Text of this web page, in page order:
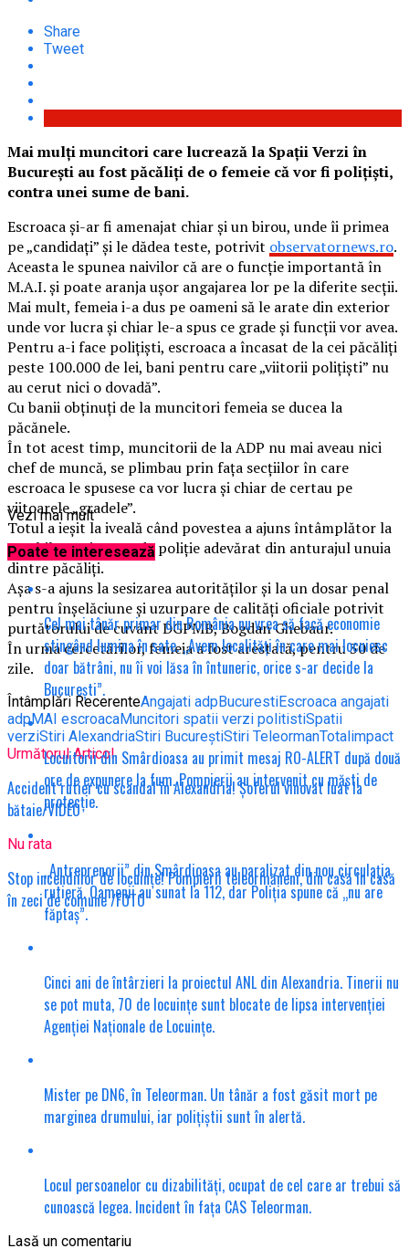
Share
Tweet
Mai mulți muncitori care lucrează la Spații Verzi în
București au fost păcăliți de o femeie că vor fi polițiști,
contra unei sume de bani.
Escroaca și-ar fi amenajat chiar și un birou, unde îi primea
pe „candidați” și le dădea teste, potrivit observatornews.ro.
Aceasta le spunea naivilor că are o funcție importantă în
M.A.I. și poate aranja ușor angajarea lor pe la diferite secții.
Mai mult, femeia i-a dus pe oameni să le arate din exterior
unde vor lucra și chiar le-a spus ce grade și funcții vor avea.
Pentru a-i face polițiști, escroaca a încasat de la cei păcăliți
peste 100.000 de lei, bani pentru care „viitorii polițiști” nu
au cerut nici o dovadă”.
Cu banii obținuți de la muncitori femeia se ducea la
păcănele.
În tot acest timp, muncitorii de la ADP nu mai aveau nici
chef de muncă, se plimbau prin fața secțiilor în care
escroaca le spusese ca vor lucra și chiar de certau pe
viitoarele „gradele”.
Totul a ieșit la iveală când povestea a ajuns întâmplător la
urechile unui agent de poliție adevărat din anturajul unuia
dintre păcăliți.
Așa s-a ajuns la sesizarea autorităților și la un dosar penal
pentru înşelăciune şi uzurpare de calităţi oficiale potrivit
purtătorului de cuvânt DGPMB, Bogdan Ghebaur.
În urma cercetărilor, femeia a fost arestată, pentru 30 de
zile.
Întâmplări RecerenteAngajati adpBucurestiEscroaca angajati
adpMAI escroacaMuncitori spatii verzi politistiSpatii
verziStiri AlexandriaStiri BucureștiStiri TeleormanTotalimpact
Următorul Articol
Accident rutier cu scandal în Alexandria! Șoferul vinovat luat la
bătaie/VIDEO
Nu rata
Stop incendiilor de locuințe! Pompierii teleormăneni, din casă în casă
în zeci de comune /FOTO
Vezi mai mult
Poate te interesează
Cel mai tânăr primar din România nu vrea să facă economie
stingând lumina în sate. „Avem localități în care mai locuiesc
doar bătrâni, nu îi voi lăsa în întuneric, orice s-ar decide la
București”.
Locuitorii din Smârdioasa au primit mesaj RO-ALERT după două
ore de expunere la fum. Pompierii au intervenit cu măști de
protecție.
„Antreprenorii” din Smârdioasa au paralizat din nou circulația
rutieră. Oamenii au sunat la 112, dar Poliția spune că „nu are
făptaș”.
Cinci ani de întârzieri la proiectul ANL din Alexandria. Tinerii nu
se pot muta, 70 de locuințe sunt blocate de lipsa intervenției
Agenției Naționale de Locuințe.
Mister pe DN6, în Teleorman. Un tânăr a fost găsit mort pe
marginea drumului, iar polițiștii sunt în alertă.
Locul persoanelor cu dizabilități, ocupat de cel care ar trebui să
cunoască legea. Incident în fața CAS Teleorman.
Lasă un comentariu